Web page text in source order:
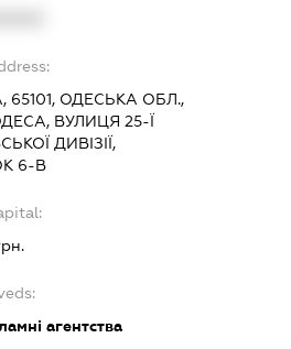
65101, ОДЕСЬКА ОБЛ.,
ВУЛИЦЯ 25-Ї
ДИВІЗІЇ,
6-В
агентства